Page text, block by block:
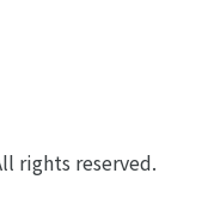
rights reserved.